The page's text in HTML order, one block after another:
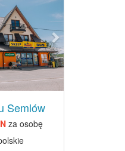
Semlów
za osobę